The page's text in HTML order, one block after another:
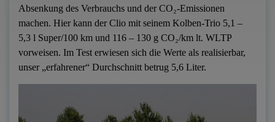
Absenkung des Verbrauchs und der CO₂-Emissionen
machen. Hier kann der Clio mit seinem Kolben-Trio 5,1 –
5,3 l Super/100 km und 116 – 130 g CO₂/km lt. WLTP
vorweisen. Im Test erwiesen sich die Werte als realisierbar,
unser „erfahrener“ Durchschnitt betrug 5,6 Liter.